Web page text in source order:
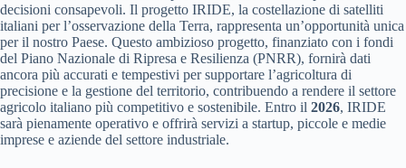
decisioni consapevoli. Il progetto IRIDE, la costellazione di satelliti
italiani per l’osservazione della Terra, rappresenta un’opportunità unica
per il nostro Paese. Questo ambizioso progetto, finanziato con i fondi
del Piano Nazionale di Ripresa e Resilienza (PNRR), fornirà dati
ancora più accurati e tempestivi per supportare l’agricoltura di
precisione e la gestione del territorio, contribuendo a rendere il settore
agricolo italiano più competitivo e sostenibile. Entro il 2026, IRIDE
sarà pienamente operativo e offrirà servizi a startup, piccole e medie
imprese e aziende del settore industriale.